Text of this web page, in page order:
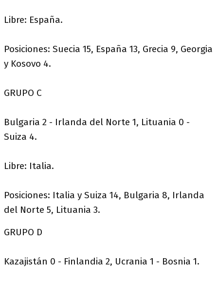
Libre: España.
Posiciones: Suecia 15, España 13, Grecia 9, Georgia
y Kosovo 4.
GRUPO C
Bulgaria 2 - Irlanda del Norte 1, Lituania 0 -
Suiza 4.
Libre: Italia.
Posiciones: Italia y Suiza 14, Bulgaria 8, Irlanda
del Norte 5, Lituania 3.
GRUPO D
Kazajistán 0 - Finlandia 2, Ucrania 1 - Bosnia 1.